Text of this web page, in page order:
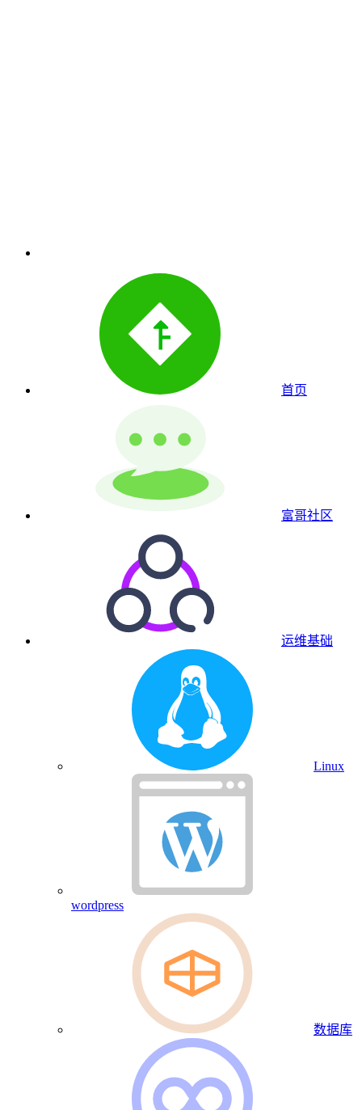
首页
富哥社区
运维基础
Linux
wordpress
数据库